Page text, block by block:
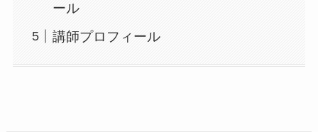
ール
講師プロフィール